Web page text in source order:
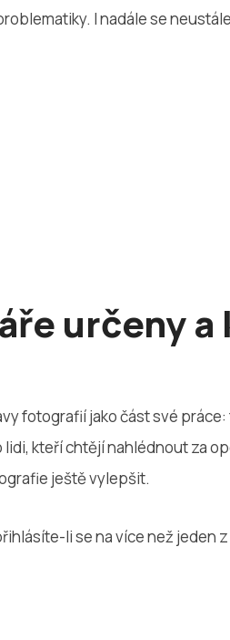
I nadále se
určeny
fotografií jako část své
kteří chtějí nahlédnout za
ještě vylepšit.
li se na více než jeden z